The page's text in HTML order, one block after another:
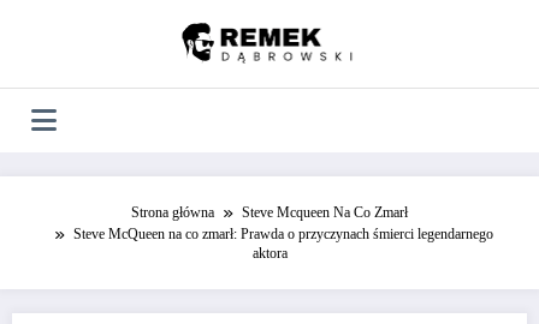
Strona główna
Steve Mcqueen Na Co Zmarł
Steve McQueen na co zmarł: Prawda o przyczynach śmierci legendarnego
aktora